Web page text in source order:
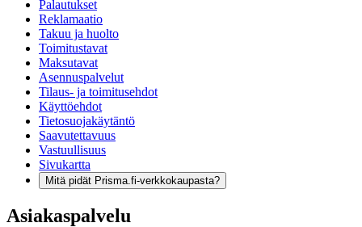
Palautukset
Reklamaatio
Takuu ja huolto
Toimitustavat
Maksutavat
Asennuspalvelut
Tilaus- ja toimitusehdot
Käyttöehdot
Tietosuojakäytäntö
Saavutettavuus
Vastuullisuus
Sivukartta
Mitä pidät Prisma.fi-verkkokaupasta?
Asiakaspalvelu